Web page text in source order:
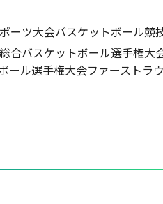
ーツ大会バスケットボール競
合バスケットボール選手権
ール選手権大会ファーストラ